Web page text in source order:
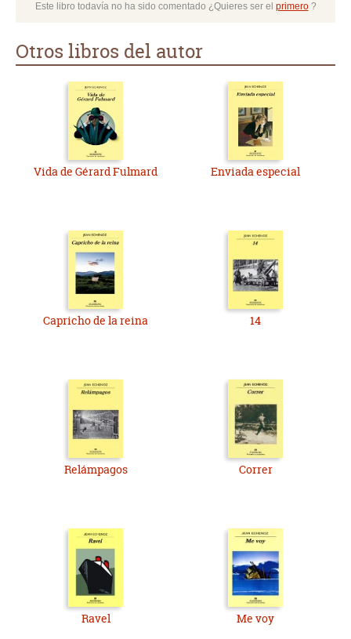
Este libro todavía no ha sido comentado ¿Quieres ser el primero?
Otros libros del autor
Vida de Gérard Fulmard Enviada especial
Capricho de la reina 14
Relámpagos Correr
Ravel Me voy